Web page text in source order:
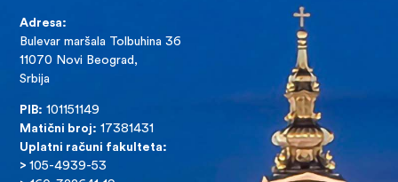
Adresa:
Bulevar maršala Tolbuhina 36
11070 Novi Beograd,
Srbija
PIB: 101151149
Matični broj: 17381431
Uplatni računi fakulteta:
>105-4939-53